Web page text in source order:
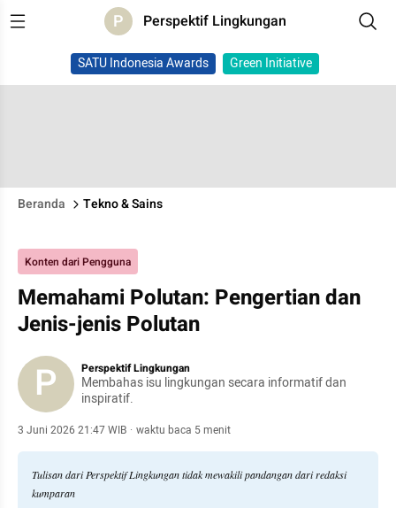
P Perspektif Lingkungan
SATU Indonesia Awards Green Initiative
Beranda Tekno & Sains
Konten dari Pengguna
Memahami Polutan: Pengertian dan
Jenis-jenis Polutan
P Perspektif Lingkungan
Membahas isu lingkungan secara informatif dan
inspiratif.
3 Juni 2026 21:47 WIB · waktu baca 5 menit
Tulisan dari Perspektif Lingkungan tidak mewakili pandangan dari redaksi
kumparan